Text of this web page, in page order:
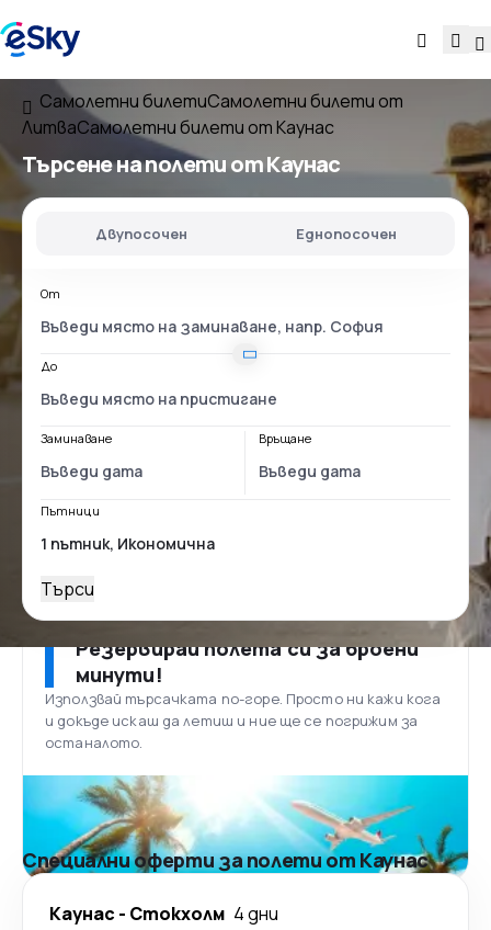
Самолетни билетиСамолетни билети от
ЛитваСамолетни билети от Каунас
Търсене на полетиот Каунас
Двупосочен Еднопосочен
От
До
Заминаване Връщане
Пътници
Търси
Резервирай полета си за броени
минути!
Използвай търсачката по-горе. Просто ни кажи кога
и докъде искаш да летиш и ние ще се погрижим за
останалото.
Специални оферти за полети от Каунас
Каунас - Стoкхолм 4 дни